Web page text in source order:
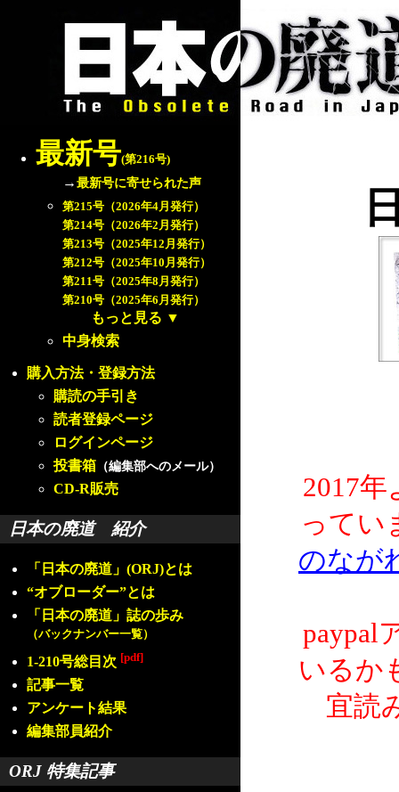
最新号(第216号)
→最新号に寄せられた声
第215号（2026年4月発行）
第214号（2026年2月発行）
第213号（2025年12月発行）
第212号（2025年10月発行）
第211号（2025年8月発行）
第210号（2025年6月発行）
もっと見る ▼
中身検索
購入方法・登録方法
購読の手引き
読者登録ページ
ログインページ
投書箱 （編集部へのメール）
CD-R販売
日本の廃道 紹介
「日本の廃道」(ORJ)とは
“オブローダー”とは
「日本の廃道」誌の歩み
（バックナンバー一覧）
1-210号総目次 [pdf]
記事一覧
アンケート結果
編集部員紹介
ORJ 特集記事
2017
ってい
のなが
paypal
いるか
宜読